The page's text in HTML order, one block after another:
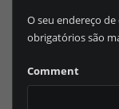
O seu endereço
obrigatórios são
Comment